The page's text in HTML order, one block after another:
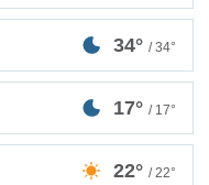
34° / 34°
17° / 17°
22° / 22°